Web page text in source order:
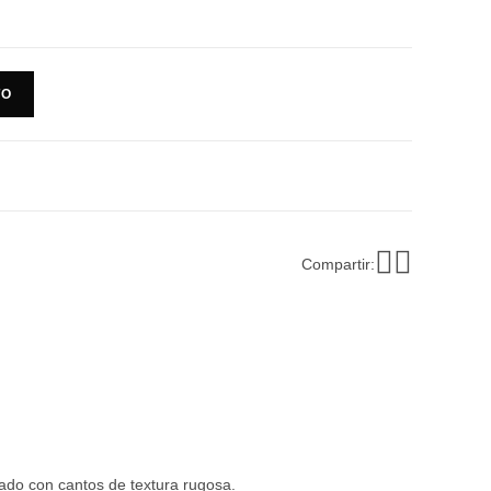
Compartir:
con cantos de textura rugosa.